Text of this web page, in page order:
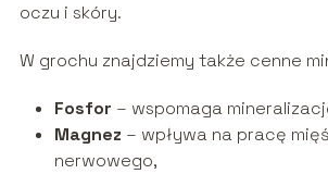
oczu i skóry.
W grochu znajdziemy także cenne
Fosfor – wspomaga
Magnez – wpływa na pracę
nerwowego,